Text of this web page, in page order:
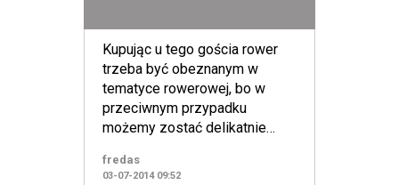
Kupując u tego gościa rower
trzeba być obeznanym w
tematyce rowerowej, bo w
przeciwnym przypadku
możemy zostać delikatnie
uważa
fredas
03-07-2014 09:52